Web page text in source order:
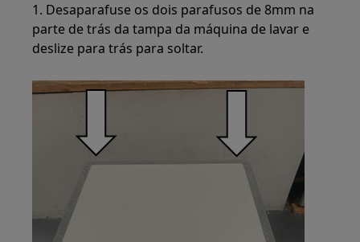
1. Desaparafuse os dois parafusos de 8mm na
parte de trás da tampa da máquina de lavar e
deslize para trás para soltar.